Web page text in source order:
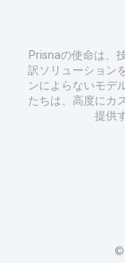
Prisnaの使命は、
訳ソリューション
ンによらないモデ
たちは、高度にカ
提供
©